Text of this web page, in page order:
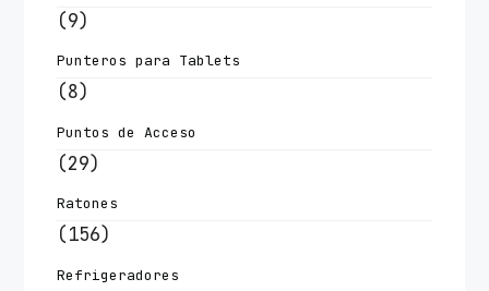
(9)
Punteros para Tablets
(8)
Puntos de Acceso
(29)
Ratones
(156)
Refrigeradores